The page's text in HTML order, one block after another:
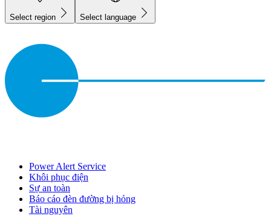
Select region Select language
Power Alert Service
Khôi phục điện
Sự an toàn
Báo cáo đèn đường bị hỏng
Tài nguyên